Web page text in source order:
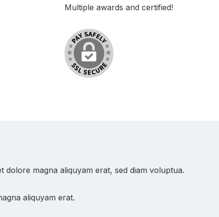
Multiple awards and certified!
magna aliquyam erat, sed diam voluptua.
aliquyam erat.